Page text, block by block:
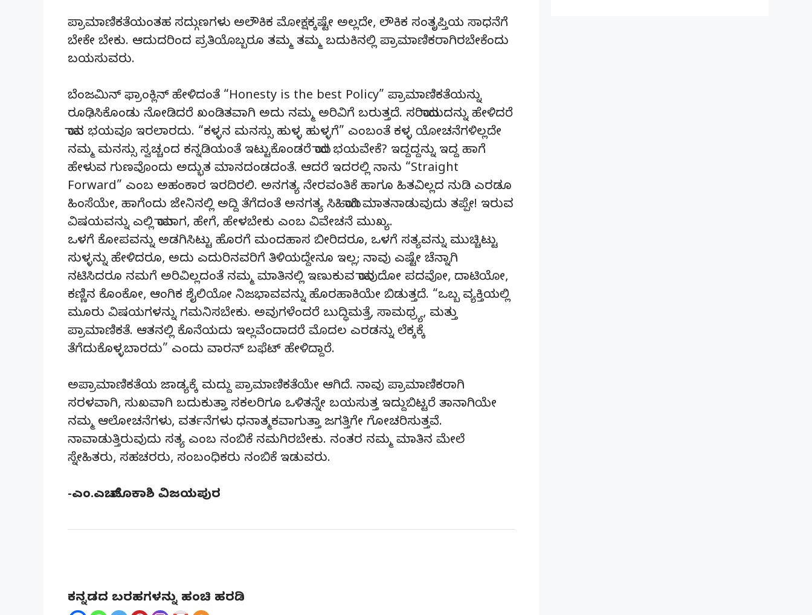
ಪ್ರಾಮಾಣಿಕತೆಯಂತಹ ಸದ್ಗುಣಗಳು ಅಲೌಕಿಕ ಮೋಕ್ಷಕ್ಕಷ್ಟೇ ಅಲ್ಲದೇ, ಲೌಕಿಕ ಸಂತೃಪ್ತಿಯ ಸಾಧನೆಗೆ
ಬೇಕೇ ಬೇಕು. ಆದುದರಿಂದ ಪ್ರತಿಯೊಬ್ಬರೂ ತಮ್ಮ ತಮ್ಮ ಬದುಕಿನಲ್ಲಿ ಪ್ರಾಮಾಣಿಕರಾಗಿರಬೇಕೆಂದು
ಬಯಸುವರು.
ಬೆಂಜಮಿನ್ ಫ್ರಾಂಕ್ಲಿನ್ ಹೇಳಿದಂತೆ “Honesty is the best Policy” ಪ್ರಾಮಾಣಿಕತೆಯನ್ನು
ರೂಢಿಸಿಕೊಂಡು ನೋಡಿದರೆ ಖಂಡಿತವಾಗಿ ಅದು ನಮ್ಮ ಅರಿವಿಗೆ ಬರುತ್ತದೆ. ಸರಿಯಾದುದನ್ನು ಹೇಳಿದರೆ
ಯಾವ ಭಯವೂ ಇರಲಾರದು. “ಕಳ್ಳನ ಮನಸ್ಸು ಹುಳ್ಳ ಹುಳ್ಳಗೆ” ಎಂಬಂತೆ ಕಳ್ಳ ಯೋಚನೆಗಳಿಲ್ಲದೇ
ನಮ್ಮ ಮನಸ್ಸು ಸ್ವಚ್ಚಂದ ಕನ್ನಡಿಯಂತೆ ಇಟ್ಟುಕೊಂಡರೆ ಯಾರ ಭಯವೇಕೆ? ಇದ್ದದ್ದನ್ನು ಇದ್ದ ಹಾಗೆ
ಹೇಳುವ ಗುಣವೊಂದು ಅದ್ಭುತ ಮಾನದಂಡದಂತೆ. ಆದರೆ ಇದರಲ್ಲಿ ನಾನು “Straight
Forward” ಎಂಬ ಅಹಂಕಾರ ಇರದಿರಲಿ. ಅನಗತ್ಯ ನೇರವಂತಿಕೆ ಹಾಗೂ ಹಿತವಿಲ್ಲದ ನುಡಿ ಎರಡೂ
ಹಿಂಸೆಯೇ, ಹಾಗೆಂದು ಜೇನಿನಲ್ಲಿ ಅದ್ದಿ ತೆಗೆದಂತೆ ಅನಗತ್ಯ ಸಿಹಿಯಾಗಿ ಮಾತನಾಡುವುದು ತಪ್ಪೇ! ಇರುವ
ವಿಷಯವನ್ನು ಎಲ್ಲಿ ಯಾವಾಗ, ಹೇಗೆ, ಹೇಳಬೇಕು ಎಂಬ ವಿವೇಚನೆ ಮುಖ್ಯ.
ಒಳಗೆ ಕೋಪವನ್ನು ಅಡಗಿಸಿಟ್ಟು ಹೊರಗೆ ಮಂದಹಾಸ ಬೀರಿದರೂ, ಒಳಗೆ ಸತ್ಯವನ್ನು ಮುಚ್ಚಿಟ್ಟು
ಸುಳ್ಳನ್ನು ಹೇಳಿದರೂ, ಅದು ಎದುರಿನವರಿಗೆ ತಿಳಿಯದ್ದೇನೂ ಇಲ್ಲ; ನಾವು ಎಷ್ಟೇ ಚೆನ್ನಾಗಿ
ನಟಿಸಿದರೂ ನಮಗೆ ಅರಿವಿಲ್ಲದಂತೆ ನಮ್ಮ ಮಾತಿನಲ್ಲಿ ಇಣುಕುವ ಯಾವುದೋ ಪದವೋ, ದಾಟಿಯೋ,
ಕಣ್ಣಿನ ಕೊಂಕೋ, ಆಂಗಿಕ ಶೈಲಿಯೋ ನಿಜಭಾವವನ್ನು ಹೊರಹಾಕಿಯೇ ಬಿಡುತ್ತದೆ. “ಒಬ್ಬ ವ್ಯಕ್ತಿಯಲ್ಲಿ
ಮೂರು ವಿಷಯಗಳನ್ನು ಗಮನಿಸಬೇಕು. ಅವುಗಳೆಂದರೆ ಬುದ್ಧಿಮತ್ತೆ, ಸಾಮಥ್ರ್ಯ, ಮತ್ತು
ಪ್ರಾಮಾಣಿಕತೆ. ಆತನಲ್ಲಿ ಕೊನೆಯದು ಇಲ್ಲವೆಂದಾದರೆ ಮೊದಲ ಎರಡನ್ನು ಲೆಕ್ಕಕ್ಕೆ
ತೆಗೆದುಕೊಳ್ಳಬಾರದು” ಎಂದು ವಾರನ್ ಬಫೆಟ್ ಹೇಳಿದ್ದಾರೆ.
ಅಪ್ರಾಮಾಣಿಕತೆಯ ಜಾಡ್ಯಕ್ಕೆ ಮದ್ದು ಪ್ರಾಮಾಣಿಕತೆಯೇ ಆಗಿದೆ. ನಾವು ಪ್ರಾಮಾಣಿಕರಾಗಿ
ಸರಳವಾಗಿ, ಸುಖವಾಗಿ ಬದುಕುತ್ತಾ ಸಕಲರಿಗೂ ಒಳಿತನ್ನೇ ಬಯಸುತ್ತ ಇದ್ದುಬಿಟ್ಟರೆ ತಾನಾಗಿಯೇ
ನಮ್ಮ ಆಲೋಚನೆಗಳು, ವರ್ತನೆಗಳು ಧನಾತ್ಮಕವಾಗುತ್ತಾ ಜಗತ್ತಿಗೇ ಗೋಚರಿಸುತ್ತವೆ.
ನಾವಾಡುತ್ತಿರುವುದು ಸತ್ಯ ಎಂಬ ನಂಬಿಕೆ ನಮಗಿರಬೇಕು. ನಂತರ ನಮ್ಮ ಮಾತಿನ ಮೇಲೆ
ಸ್ನೇಹಿತರು, ಸಹಚರರು, ಸಂಬಂಧಿಕರು ನಂಬಿಕೆ ಇಡುವರು.
-ಎಂ.ಎಚ್. ಮೊಕಾಶಿ ವಿಜಯಪುರ
ಕನ್ನಡದ ಬರಹಗಳನ್ನು ಹಂಚಿ ಹರಡಿ